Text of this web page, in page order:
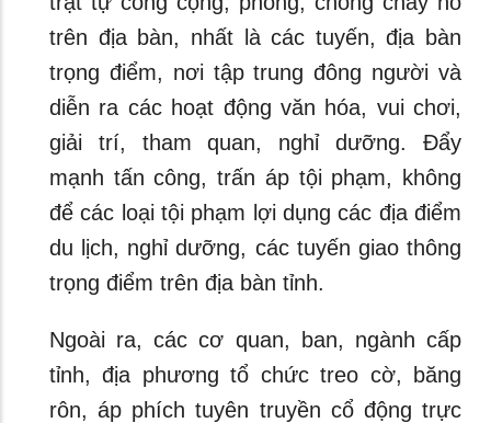
trên địa bàn, nhất là các tuyến, địa bàn
trọng điểm, nơi tập trung đông người và
diễn ra các hoạt động văn hóa, vui chơi,
giải trí, tham quan, nghỉ dưỡng. Đẩy
mạnh tấn công, trấn áp tội phạm, không
để các loại tội phạm lợi dụng các địa điểm
du lịch, nghỉ dưỡng, các tuyến giao thông
trọng điểm trên địa bàn tỉnh.
Ngoài ra, các cơ quan, ban, ngành cấp
tỉnh, địa phương tổ chức treo cờ, băng
rôn, áp phích tuyên truyền cổ động trực